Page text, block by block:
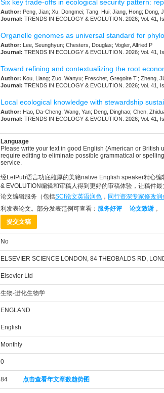
Six key trade-offs in ecological security pattern:
Author: Peng, Jian; Xu, Dongmei; Tang, Hui; Jiang, Hong; Dong,
Journal: TRENDS IN ECOLOGY & EVOLUTION. 2026; Vol. 41,
Organelle genomes as universal standard for
Author: Lee, Seunghyun; Chesters, Douglas; Vogler, Alfried P
Journal: TRENDS IN ECOLOGY & EVOLUTION. 2026; Vol. 41,
Toward refining and contextualizing the root
Author: Kou, Liang; Zuo, Wanyu; Freschet, Gregoire T.; Zheng,
Journal: TRENDS IN ECOLOGY & EVOLUTION. 2026; Vol. 41,
Local ecological knowledge with stewardship
Author: Hao, Da-Cheng; Wang, Yan; Deng, Dinghao; Chen,
Journal: TRENDS IN ECOLOGY & EVOLUTION. 2026; Vol. 41,
Language
Please write your text in good English (American or
require editing to eliminate possible grammatical or
service.
经LetPub语言功底雄厚的美籍native English speaker精心
& EVOLUTION编辑和审稿人得到更好的审稿体验，让稿件
论文编辑服务（包括SCI论文英语润色 ， 同行资深专家修改润
利发表论文。部分发表范例可查看： 服务好评 论文致谢 。
提交文稿
No
ELSEVIER SCIENCE LONDON, 84 THEOBALDS RD,
Elsevier Ltd
生物-进化生物学
ENGLAND
English
Monthly
0
84 点击查看年文章数趋势图